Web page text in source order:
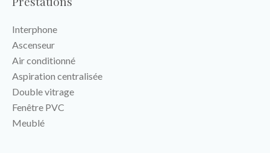
Interphone
Ascenseur
Air conditionné
Aspiration centralisée
Double vitrage
Fenêtre PVC
Meublé